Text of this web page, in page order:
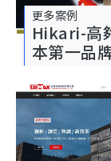
更多案例
Hikari-高
本第一品